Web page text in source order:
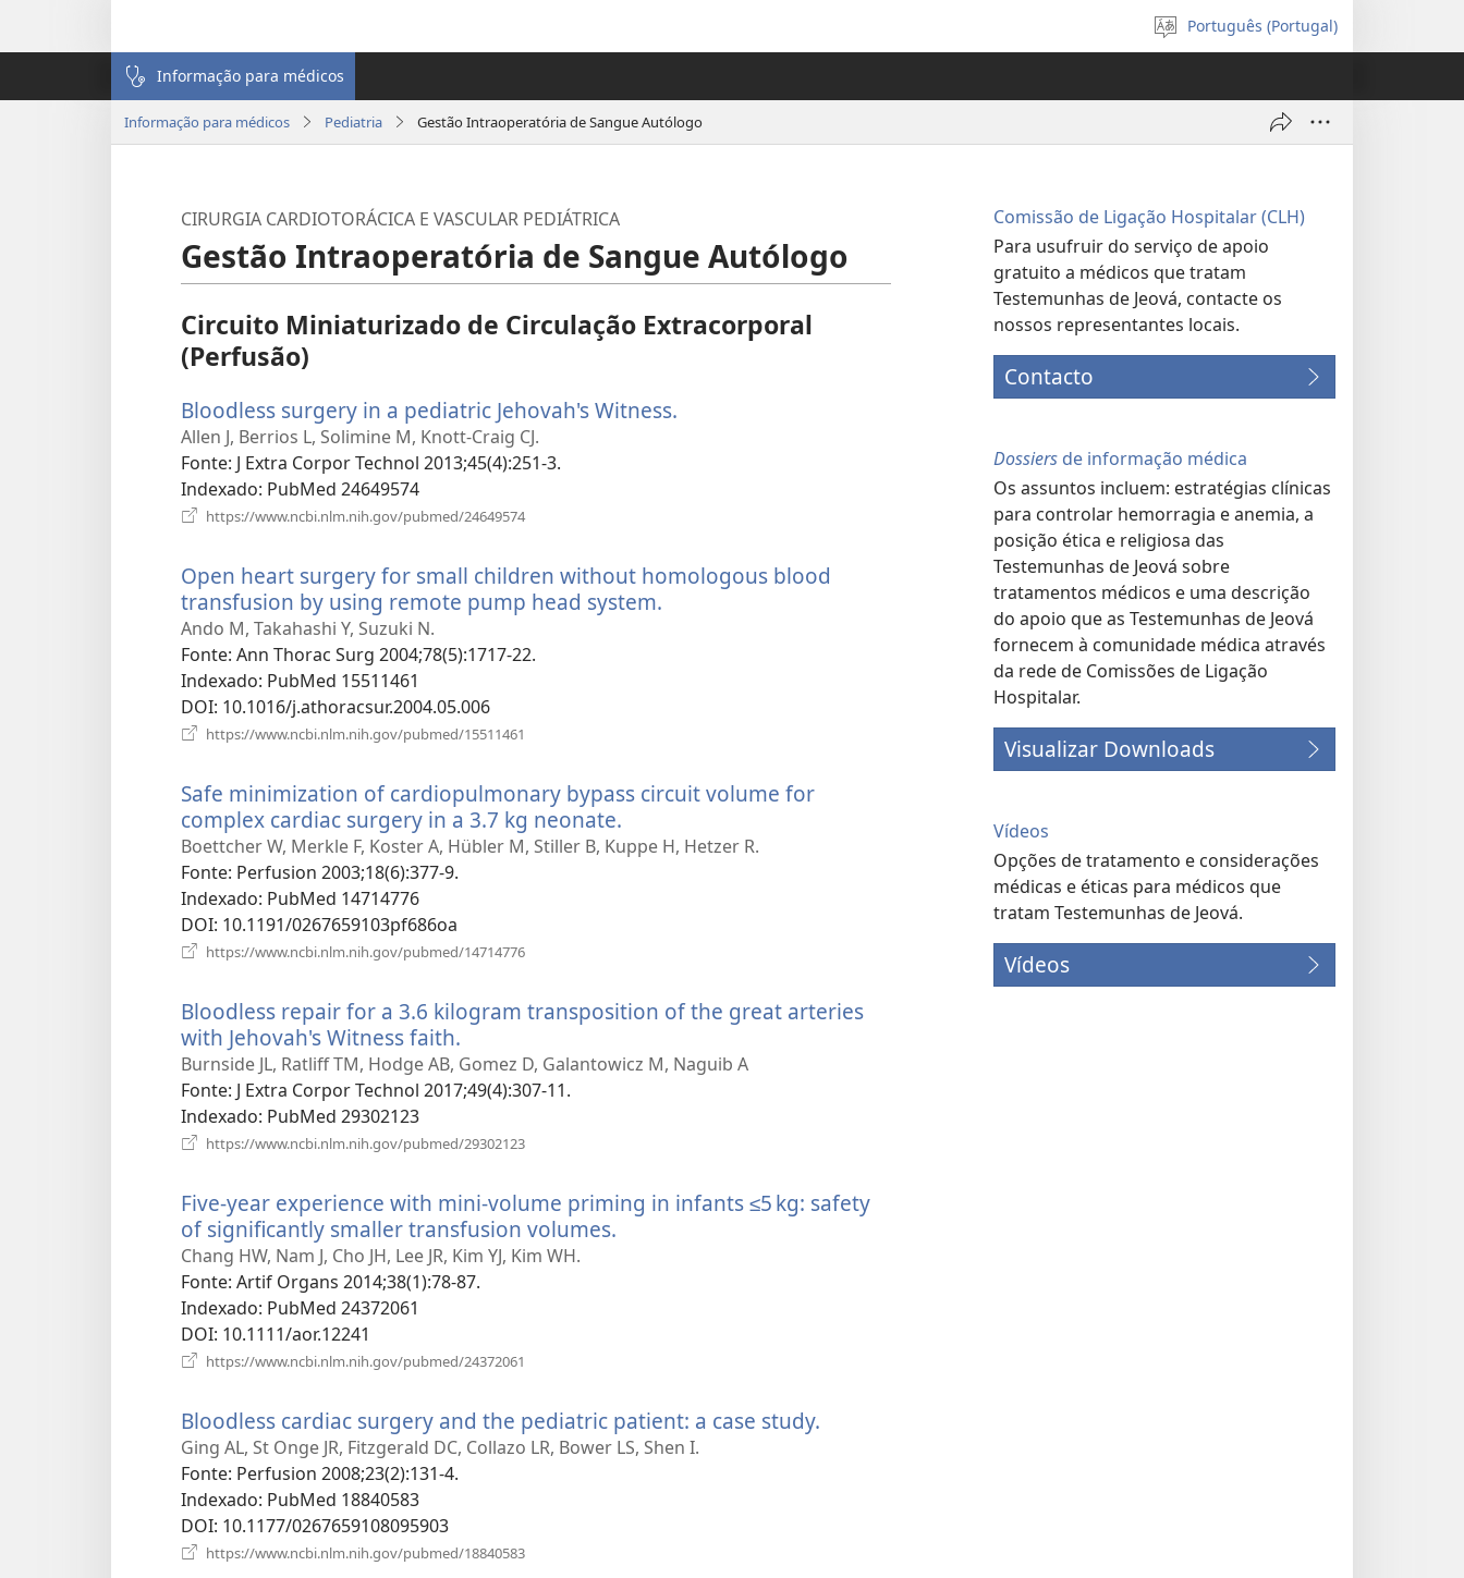
Selecionar
Língua
Português (Portugal)
Informação para médicos
Informação para médicos Pediatria Gestão Intraoperatória de Sangue Autólogo
CIRURGIA CARDIOTORÁCICA E VASCULAR PEDIÁTRICA
Gestão Intraoperatória de Sangue Autólogo
Circuito Miniaturizado de Circulação Extracorporal
(Perfusão)
Bloodless surgery in a pediatric Jehovah's Witness.
Allen J, Berrios L, Solimine M, Knott-Craig CJ.
Fonte‎: J Extra Corpor Technol 2013;45(4):251-3.
Indexado‎: PubMed 24649574
https://www.ncbi.nlm.nih.gov/pubmed/24649574
janela)
Open heart surgery for small children without homologous blood
transfusion by using remote pump head system.
Ando M, Takahashi Y, Suzuki N.
Fonte‎: Ann Thorac Surg 2004;78(5):1717-22.
Indexado‎: PubMed 15511461
DOI‎: 10.1016/j.athoracsur.2004.05.006
https://www.ncbi.nlm.nih.gov/pubmed/15511461
janela)
Safe minimization of cardiopulmonary bypass circuit volume for
complex cardiac surgery in a 3.7 kg neonate.
uma
Boettcher W, Merkle F, Koster A, Hübler M, Stiller B, Kuppe H, Hetzer R.
Fonte‎: Perfusion 2003;18(6):377-9.
Indexado‎: PubMed 14714776
DOI‎: 10.1191/0267659103pf686oa
https://www.ncbi.nlm.nih.gov/pubmed/14714776
janela)
Bloodless repair for a 3.6 kilogram transposition of the great arteries
with Jehovah's Witness faith.
uma
nova
Burnside JL, Ratliff TM, Hodge AB, Gomez D, Galantowicz M, Naguib A
Fonte‎: J Extra Corpor Technol 2017;49(4):307-11.
Indexado‎: PubMed 29302123
https://www.ncbi.nlm.nih.gov/pubmed/29302123
janela)
Five-year experience with mini-volume priming in infants ≤5 kg: safety
of significantly smaller transfusion volumes.
Chang HW, Nam J, Cho JH, Lee JR, Kim YJ, Kim WH.
Fonte‎: Artif Organs 2014;38(1):78-87.
Indexado‎: PubMed 24372061
DOI‎: 10.1111/aor.12241
https://www.ncbi.nlm.nih.gov/pubmed/24372061
janela)
Bloodless cardiac surgery and the pediatric patient: a case study.
Ging AL, St Onge JR, Fitzgerald DC, Collazo LR, Bower LS, Shen I.
Fonte‎: Perfusion 2008;23(2):131-4.
Indexado‎: PubMed 18840583
DOI‎: 10.1177/0267659108095903
https://www.ncbi.nlm.nih.gov/pubmed/18840583
Comissão de Ligação Hospitalar (CLH)
Para usufruir do serviço de apoio
gratuito a médicos que tratam
Testemunhas de Jeová, contacte os
nossos representantes locais.
Contacto
Dossiers de informação médica
Os assuntos incluem: estratégias clínicas
para controlar hemorragia e anemia, a
posição ética e religiosa das
Testemunhas de Jeová sobre
tratamentos médicos e uma descrição
do apoio que as Testemunhas de Jeová
fornecem à comunidade médica através
da rede de Comissões de Ligação
Hospitalar.
Visualizar Downloads
Vídeos
Opções de tratamento e considerações
médicas e éticas para médicos que
tratam Testemunhas de Jeová.
Vídeos